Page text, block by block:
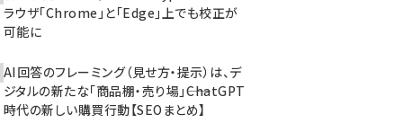
ラウザ「Chrome」と「Edge」上でも校正が
可能に
AI回答のフレーミング（見せ方・提示）は、デ
ジタルの新たな「商品棚・売り場」――ChatGPT
時代の新しい購買行動【SEOまとめ】